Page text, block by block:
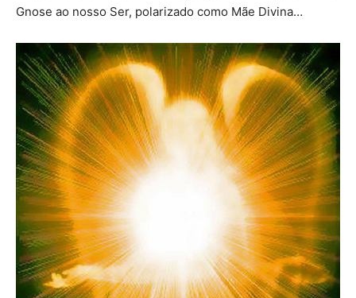
Gnose ao nosso Ser, polarizado como Mãe Divina…